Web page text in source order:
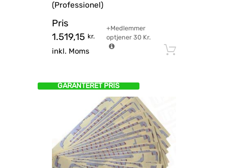
(Professionel)
Pris
1.519,15 kr.
inkl. Moms
+Medlemmer
optjener30 Kr.
GARANTERET PRIS